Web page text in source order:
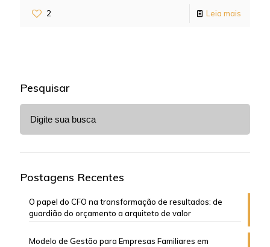
2 Leia mais
Pesquisar
Postagens Recentes
O papel do CFO na transformação de resultados: de
guardião do orçamento a arquiteto de valor
Modelo de Gestão para Empresas Familiares em